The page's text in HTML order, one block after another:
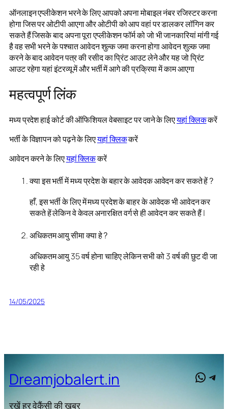
ऑनलाइन एप्लीकेशन भरने के लिए आपको अपना मोबाइल नंबर रजिस्टर करना
होगा जिस पर ओटीपी आएगा और ओटीपी को आप वहां पर डालकर लॉगिन कर
सकते हैं जिसके बाद अपना पूरा एप्लीकेशन फॉर्म को जो भी जानकारियां मांगी गई
है वह सभी भरने के पश्चात आवेदन शुल्क जमा करना होगा आवेदन शुल्क जमा
करने के बाद आवेदन पत्र की रसीद का प्रिंट आउट लेने और यह जो प्रिंट
आउट रहेगा यहां इंटरव्यू में और भर्ती में आगे की प्रक्रिया में काम आएगा
महत्वपूर्ण लिंक
मध्य प्रदेश हाई कोर्ट की ऑफिशियल वेबसाइट पर जाने के लिएयहां क्लिककरें
भर्ती के विज्ञापन को पढ़ने के लिएयहां क्लिककरें
आवेदन करने के लिएयहां क्लिककरें
क्या इस भर्ती में मध्य प्रदेश के बहार के आवेदक आवेदन कर सकते हें ?
हाँ, इस भर्ती के लिए में मध्य प्रदेश के बाहर के आवेदक भी आवेदन कर
सकते हें लेकिन वे केवल अनारक्षित वर्ग से ही आवेदन कर सकते हैं |
अधिकतम आयु सीमा क्या हे ?
अधिकतम आयु 35 वर्ष होना चाहिए लेकिन सभी को 3 वर्ष की छुट दी जा
रही हे
14/05/2025
Dreamjobalert.in
रखें हर वेकैंसी की खबर